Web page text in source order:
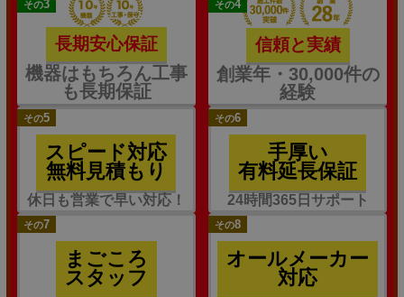
その3
長期安心保証
機器はもちろん工事
も長期保証
その4
信頼と実績
創業年・30,000件の
経験
その5
スピード対応
無料見積もり
休日も営業で早い対応！
その6
手厚い
有料延長保証
24時間365日サポート
その7
まごころ
スタッフ
その8
オールメーカー
対応